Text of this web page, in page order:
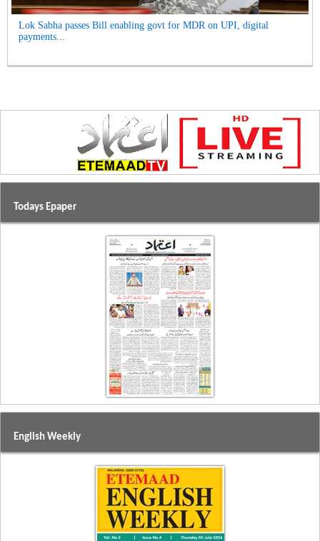
Lok Sabha passes Bill enabling govt for MDR on UPI, digital
payments...
Todays Epaper
English Weekly